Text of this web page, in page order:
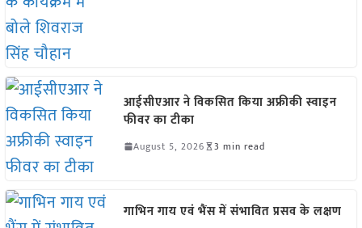
आईसीएआर ने विकसित किया अफ्रीकी स्वाइन
फीवर का टीका
August 5, 2026 3 min read
गाभिन गाय एवं भैंस में संभावित प्रसव के लक्षण